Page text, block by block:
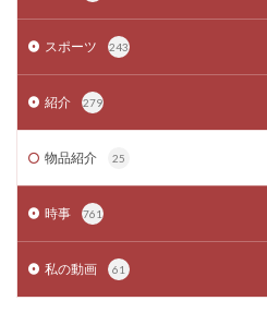
スポーツ 243
紹介 279
物品紹介 25
時事 761
私の動画 61